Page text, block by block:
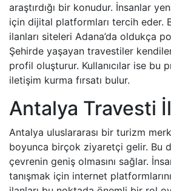
araştırdığı bir konudur. İnsanlar
için dijital platformları tercih eder.
ilanları siteleri Adana’da oldukça
Şehirde yaşayan travestiler
profil oluşturur. Kullanıcılar ise bu
iletişim kurma fırsatı bulur.
Antalya Travesti
Antalya uluslararası bir turizm
boyunca birçok ziyaretçi gelir. Bu
çevrenin geniş olmasını sağlar.
tanışmak için internet